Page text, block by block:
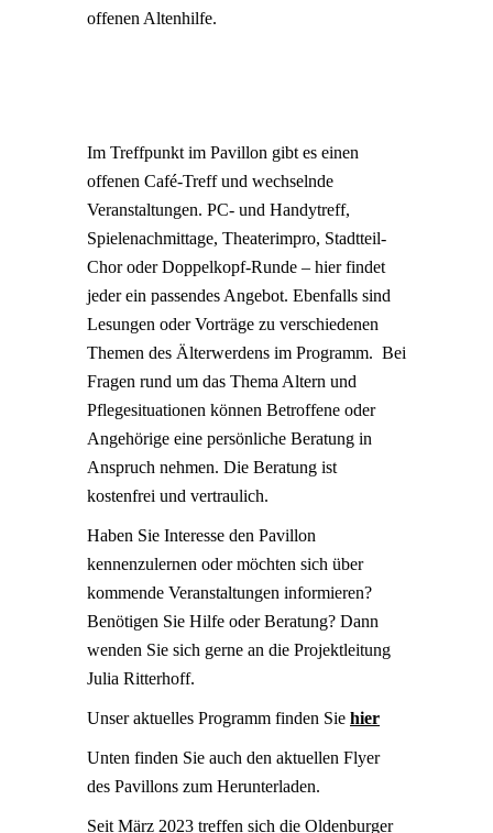
offenen Altenhilfe.
Im Treffpunkt im Pavillon gibt es einen
offenen Café-Treff und wechselnde
Veranstaltungen. PC- und Handytreff,
Spielenachmittage, Theaterimpro, Stadtteil-
Chor oder Doppelkopf-Runde – hier findet
jeder ein passendes Angebot. Ebenfalls sind
Lesungen oder Vorträge zu verschiedenen
Themen des Älterwerdens im Programm. Bei
Fragen rund um das Thema Altern und
Pflegesituationen können Betroffene oder
Angehörige eine persönliche Beratung in
Anspruch nehmen. Die Beratung ist
kostenfrei und vertraulich.
Haben Sie Interesse den Pavillon
kennenzulernen oder möchten sich über
kommende Veranstaltungen informieren?
Benötigen Sie Hilfe oder Beratung? Dann
wenden Sie sich gerne an die Projektleitung
Julia Ritterhoff.
Unser aktuelles Programm finden Sie hier
Unten finden Sie auch den aktuellen Flyer
des Pavillons zum Herunterladen.
Seit März 2023 treffen sich die Oldenburger